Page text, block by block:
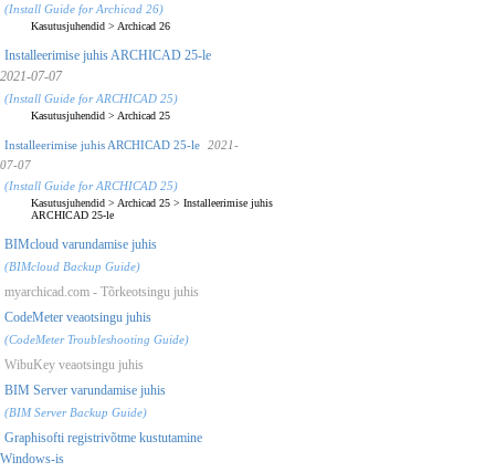
(Install Guide for Archicad 26)
Kasutusjuhendid > Archicad 26
Installeerimise juhis ARCHICAD 25-le
2021-07-07
(Install Guide for ARCHICAD 25)
Kasutusjuhendid > Archicad 25
Installeerimise juhis ARCHICAD 25-le
2021-
07-07
(Install Guide for ARCHICAD 25)
Kasutusjuhendid > Archicad 25 > Installeerimise juhis
ARCHICAD 25-le
BIMcloud varundamise juhis
(BIMcloud Backup Guide)
myarchicad.com - Tõrkeotsingu juhis
CodeMeter veaotsingu juhis
(CodeMeter Troubleshooting Guide)
WibuKey veaotsingu juhis
BIM Server varundamise juhis
(BIM Server Backup Guide)
Graphisofti registrivõtme kustutamine
Windows-is